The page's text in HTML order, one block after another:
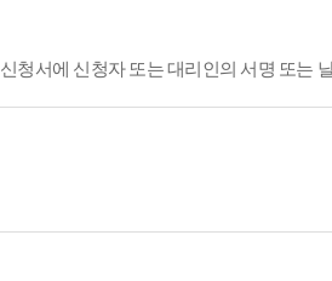
청서에 신청자 또는 대리인의 서명 또는